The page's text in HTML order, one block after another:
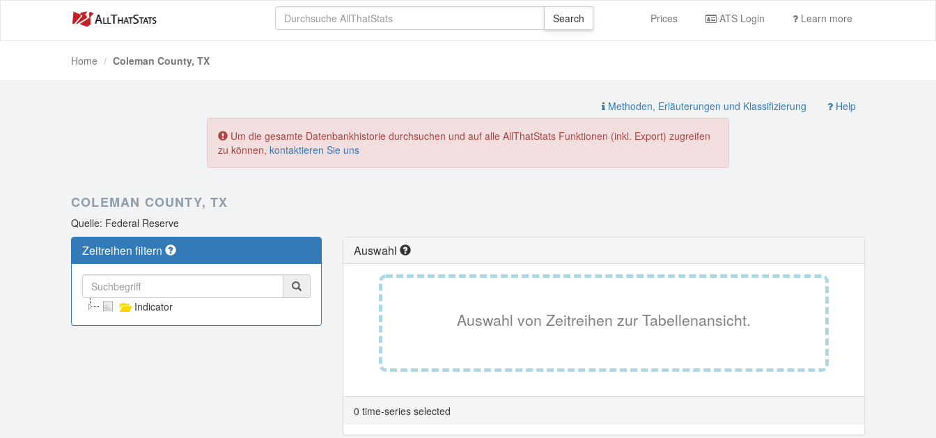
Prices ATS Login Learn more
Home Coleman County, TX
Methoden, Erläuterungen und Klassifizierung Help
Um die gesamte Datenbankhistorie durchsuchen und auf alle AllThatStats Funktionen (inkl. Export) zugreifen
zu können, kontaktieren Sie uns
COLEMAN COUNTY, TX
Quelle: Federal Reserve
Zeitreihen filtern
Indicator
Auswahl
Auswahl von Zeitreihen zur Tabellenansicht.
0 time-series selected